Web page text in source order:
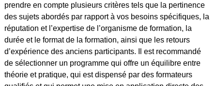
prendre en compte plusieurs critères tels que la pertinence
des sujets abordés par rapport à vos besoins spécifiques, la
réputation et l’expertise de l’organisme de formation, la
durée et le format de la formation, ainsi que les retours
d’expérience des anciens participants. Il est recommandé
de sélectionner un programme qui offre un équilibre entre
théorie et pratique, qui est dispensé par des formateurs